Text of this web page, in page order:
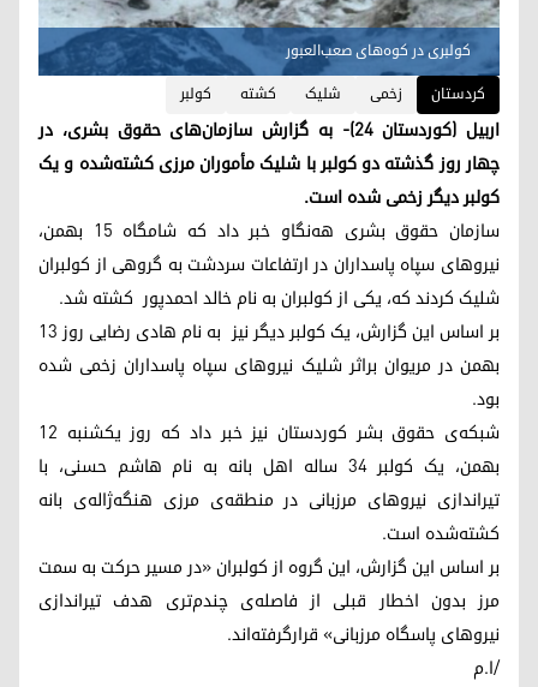
کولبری در کوه‌های صعب‌العبور
کردستان
زخمی شلیک کشته کولبر
اربیل (کوردستان ۲۴)- به گزارش سازمان‌های حقوق بشری، در
چهار روز گذشته دو کولبر با شلیک مأموران مرزی کشته‌شده و یک
کولبر دیگر زخمی شده است.
سازمان حقوق بشری هه‌نگاو خبر داد که شامگاه ۱۵ بهمن،
نیروهای سپاه پاسداران در ارتفاعات سردشت به گروهی از کولبران
شلیک کردند که، یکی از کولبران به نام خالد احمدپور کشته شد.
بر اساس این گزارش، یک کولبر دیگر نیز به نام هادی رضایی روز ۱۳
بهمن در مریوان براثر شلیک نیروهای سپاه پاسداران زخمی شده
بود.
شبکه‌ی حقوق بشر کوردستان نیز خبر داد که روز یکشنبه ۱۲
بهمن، یک کولبر ۳۴ ساله اهل بانه به نام هاشم حسنی، با
تیراندازی نیروهای مرزبانی در منطقه‌ی مرزی هنگه‌ژاله‌ی بانه
کشته‌شده است.
بر اساس این گزارش، این گروه از کولبران «در مسیر حرکت به سمت
مرز بدون اخطار قبلی از فاصله‌ی چندم‌تری هدف تیراندازی
نیروهای پاسگاه مرزبانی» قرارگرفته‌اند.
/ا.م